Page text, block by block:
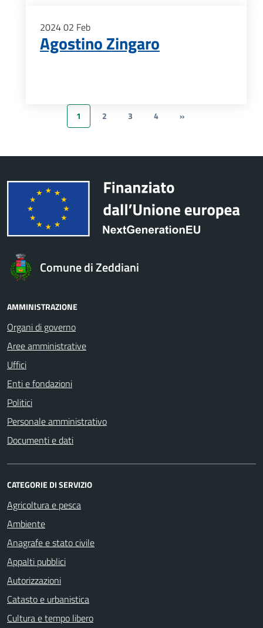
202402 Feb
Agostino Zingaro
1 2 3 4 »
Comune di Zeddiani
AMMINISTRAZIONE
Organi di governo
Aree amministrative
Uffici
Enti e fondazioni
Politici
Personale amministrativo
Documenti e dati
CATEGORIE DI SERVIZIO
Agricoltura e pesca
Ambiente
Anagrafe e stato civile
Appalti pubblici
Autorizzazioni
Catasto e urbanistica
Cultura e tempo libero